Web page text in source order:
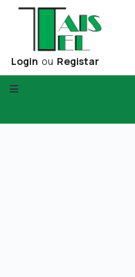
Login ou Registar